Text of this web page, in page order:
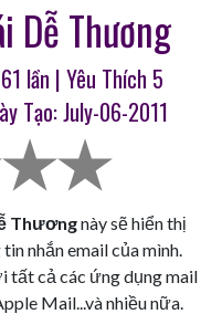
Dễ Thương
61 lần | Yêu Thích 5
Tạo: July-06-2011
Thươngnày sẽ hiển thị
nhắn email của mình.
tất cả các ứng dụng mail
Mail...và nhiều nữa.